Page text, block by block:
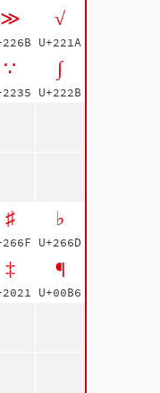
≫ √
U+221A
∵ ∫
U+222B
♯ ♭
U+266D
‡ ¶
U+00B6